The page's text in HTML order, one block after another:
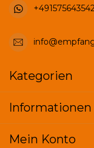
Kategorien
Informationen
Mein Konto